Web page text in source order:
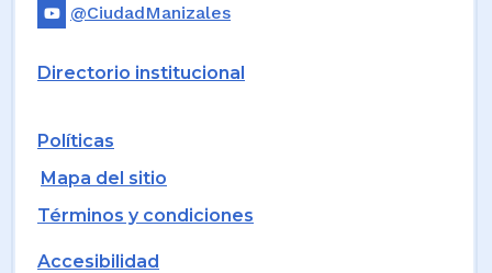
@CiudadManizales
Directorio institucional
Políticas
Mapa del sitio
Términos y condiciones
Accesibilidad